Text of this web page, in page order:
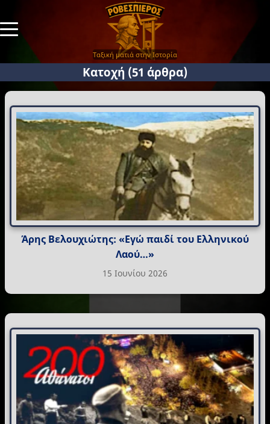
Ταξική ματιά στην Ιστορία
Κατοχή (51 άρθρα)
Άρης Βελουχιώτης: «Εγώ παιδί του Ελληνικού
Λαού…»
15 Ιουνίου 2026